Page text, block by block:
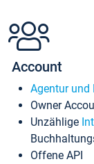
Account
Agentur und
Owner
Unzählige
Offene API